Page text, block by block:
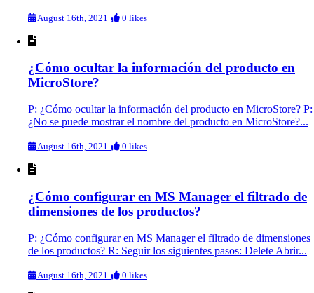
August 16th, 2021 0 likes
¿Cómo ocultar la información del producto en
MicroStore?
P: ¿Cómo ocultar la información del producto en MicroStore? P:
¿No se puede mostrar el nombre del producto en MicroStore?...
August 16th, 2021 0 likes
¿Cómo configurar en MS Manager el filtrado de
dimensiones de los productos?
P: ¿Cómo configurar en MS Manager el filtrado de dimensiones
de los productos? R: Seguir los siguientes pasos: Delete Abrir...
August 16th, 2021 0 likes